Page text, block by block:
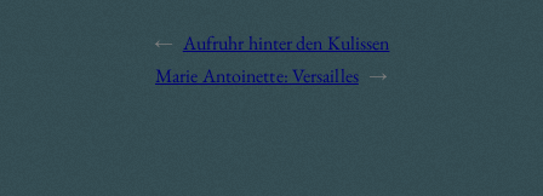
← Aufruhr hinter den Kulissen
Marie Antoinette: Versailles →